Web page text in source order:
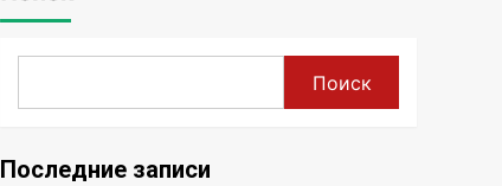
Поиск
Последние записи